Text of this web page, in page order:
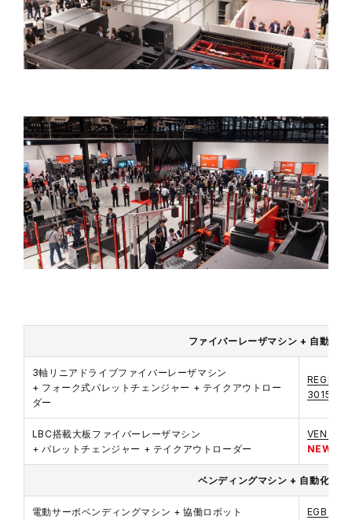
ファイバーレーザマシン + 自動化
3軸リニアドライブファイバーレーザマシン
+ フォーク式パレットチェンジャー + テイクアウトロー
ダー
3015L
LBC搭載大板ファイバーレーザマシン
+ パレットチェンジャー + テイクアウトローダー
VENTIS-
NEW
ベンディングマシン + 自動化ソリ
電動サーボベンディングマシン + 協働ロボット EGB-